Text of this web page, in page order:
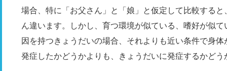
場合、特に「お父さん」と「娘」と仮定して比較する
ん違います。しかし、育つ環境が似ている、嗜好が似
因を持つきょうだいの場合、それよりも近い条件で身
発症したかどうかよりも、きょうだいに発症するかど